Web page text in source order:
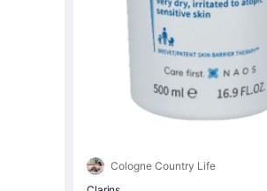
Cologne Country Life